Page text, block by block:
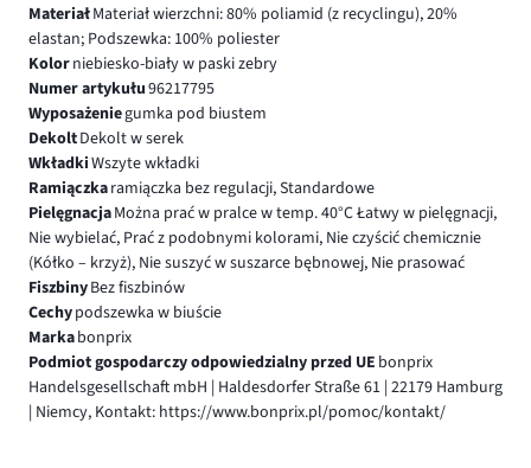
MateriałMateriał wierzchni: 80% poliamid (z recyclingu), 20%
elastan; Podszewka: 100% poliester
Kolorniebiesko-biały w paski zebry
Numer artykułu96217795
Wyposażeniegumka pod biustem
DekoltDekolt w serek
WkładkiWszyte wkładki
Ramiączkaramiączka bez regulacji, Standardowe
PielęgnacjaMożna prać w pralce w temp. 40°C Łatwy w pielęgnacji,
Nie wybielać, Prać z podobnymi kolorami, Nie czyścić chemicznie
(Kółko – krzyż), Nie suszyć w suszarce bębnowej, Nie prasować
FiszbinyBez fiszbinów
Cechypodszewka w biuście
Markabonprix
Podmiot gospodarczy odpowiedzialny przed UE bonprix
Handelsgesellschaft mbH | Haldesdorfer Straße 61 | 22179 Hamburg
| Niemcy, Kontakt: https://www.bonprix.pl/pomoc/kontakt/